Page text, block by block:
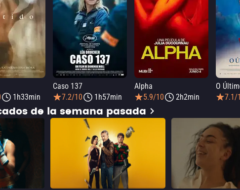
1h33min
Caso 137
7.2/10
1h57min
Alpha
5.9/10
2h2min
O
7.1/
de la semana pasada